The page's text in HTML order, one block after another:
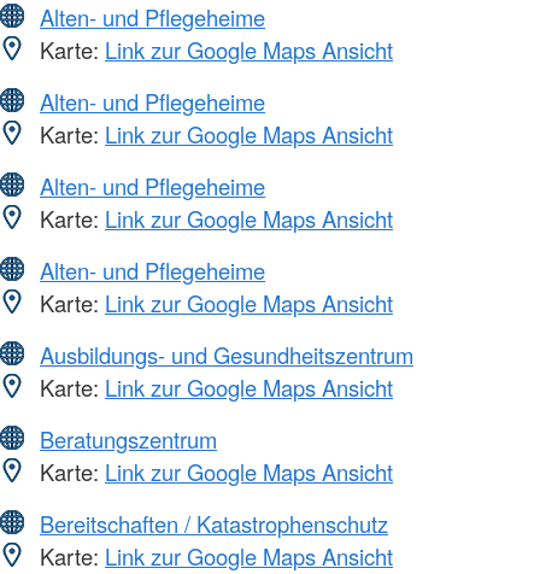
Alten- und Pflegeheime
Karte: Link zur Google Maps Ansicht
Alten- und Pflegeheime
Karte: Link zur Google Maps Ansicht
Alten- und Pflegeheime
Karte: Link zur Google Maps Ansicht
Alten- und Pflegeheime
Karte: Link zur Google Maps Ansicht
Ausbildungs- und Gesundheitszentrum
Karte: Link zur Google Maps Ansicht
Beratungszentrum
Karte: Link zur Google Maps Ansicht
Bereitschaften / Katastrophenschutz
Karte: Link zur Google Maps Ansicht